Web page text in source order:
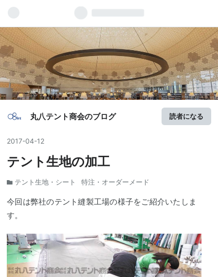
丸八テント商会のブログ 読者になる
2017-04-12
テント生地の加工
テント生地・シート 特注・オーダーメード
今回は弊社のテント縫製工場の様子をご紹介いたしま
す。